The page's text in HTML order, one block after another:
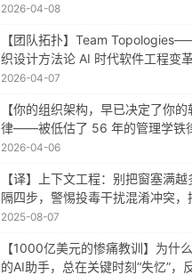
2026-04-08
【团队拓扑】Team
织设计方法论 AI 时代软件工程
2026-04-07
【你的组织架构，早已决定了你
律——被低估了 56 年的管理学铁
程变革——慢慢学AI171
2026-04-06
【译】上下文工程：别把窗塞满
隔四步，警惕投毒干扰混淆冲突
慢慢学AI170
2025-08-07
【1000亿美元的惨痛教训】为什
的AI助手，总在关键时刻“失忆”，